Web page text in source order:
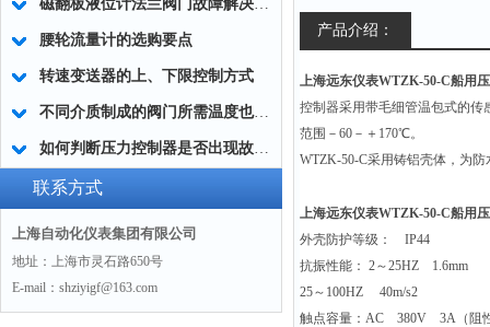
磁翻板液位计法兰阀门故障解决方法
腰轮流量计的选购要点
转速变送器的上、下限控制方式
不同介质制成的阀门所需温度也各不相同
如何判断压力控制器是否出现故障？
联系方式
上海自动化仪表集团有限公司
地址：上海市灵石路650号
E-mail：shziyigf@163.com
产品介绍：
上海远东仪表WTZK-50-C船用
控制器采用带毛细管温包式的传
范围－60－＋170℃。
WTZK-50-C采用铸铝壳体，为
上海远东仪表WTZK-50-C船用
外壳防护等级： IP44
抗振性能： 2～25HZ 1.6mm
25～100HZ 40m/s2
触点容量：AC 380V 3A（阻